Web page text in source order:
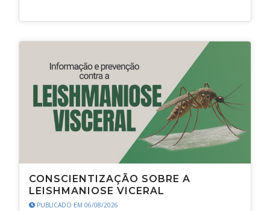
CONSCIENTIZAÇÃO SOBRE A
LEISHMANIOSE VICERAL
PUBLICADO EM 06/08/2026